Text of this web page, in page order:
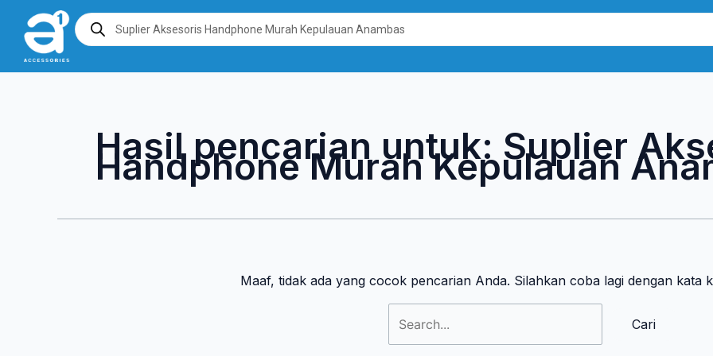
konten
Products
search
Hasil pencarian untuk: Suplier
Handphone Murah Kepulauan
Maaf, tidak ada yang cocok pencarian Anda. Silahkan coba lagi dengan kata
Cari
untuk: